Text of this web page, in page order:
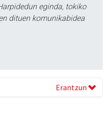
eginda, tokiko
dituen komunikabidea
Erantzun